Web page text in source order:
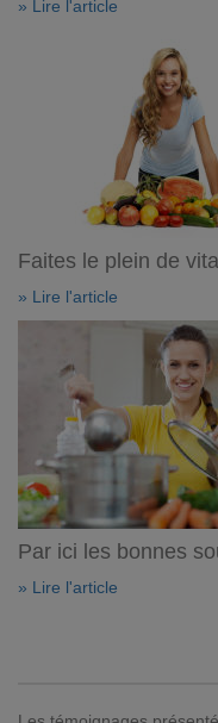
» Lire l'article
Faites le plein de
» Lire l'article
Par ici les bonnes
» Lire l'article